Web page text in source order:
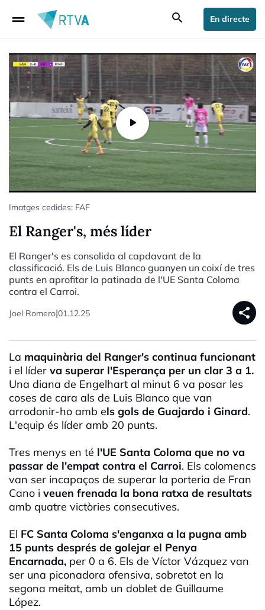
drag_handle search En directe
Imatges cedides: FAF
El Ranger's, més líder
El Ranger's es consolida al capdavant de la
classificació. Els de Luis Blanco guanyen un coixí de tres
punts en aprofitar la patinada de l'UE Santa Coloma
contra el Carroi.
Joel Romero|01.12.25 share
La maquinària del Ranger's continua funcionant
i el líder va superar l'Esperança per un clar 3 a 1.
Una diana de Engelhart al minut 6 va posar les
coses de cara als de Luis Blanco que van
arrodonir-ho amb els gols de Guajardo i Ginard.
L'equip és líder amb 20 punts.
Tres menys en té l'UE Santa Coloma que no va
passar de l'empat contra el Carroi. Els colomencs
van ser incapaços de superar la porteria de Fran
Cano i veuen frenada la bona ratxa de resultats
amb quatre victòries consecutives.
El FC Santa Coloma s'enganxa a la pugna amb
15 punts després de golejar el Penya
Encarnada, per 0 a 6. Els de Víctor Vázquez van
ser una piconadora ofensiva, sobretot en la
segona meitat, amb un doblet de Guillaume
López.